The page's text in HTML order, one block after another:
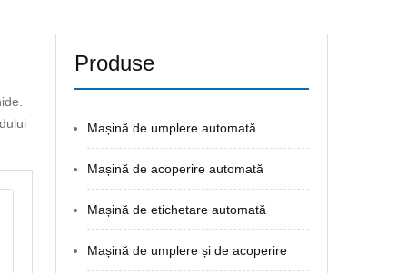
Produse
Mașină de umplere automată
Mașină de acoperire automată
Mașină de etichetare automată
Mașină de umplere și de acoperire